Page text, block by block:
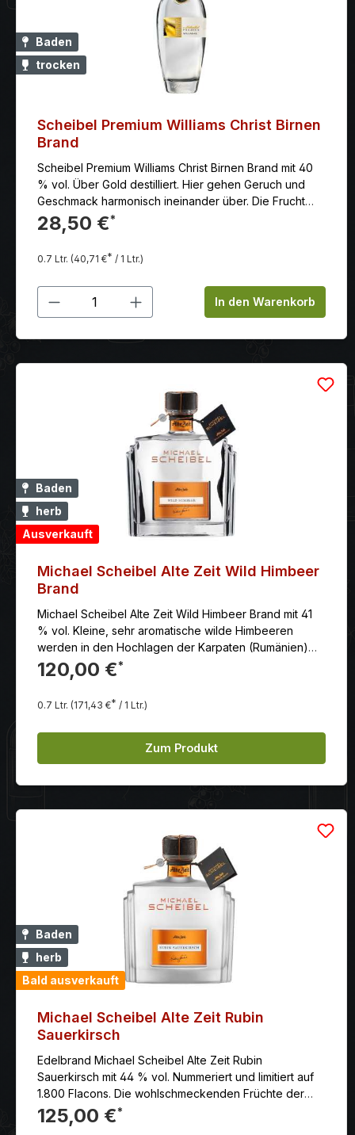
Baden
trocken
Scheibel Premium Williams Christ Birnen
Brand
Scheibel Premium Williams Christ Birnen Brand mit 40
% vol. Über Gold destilliert. Hier gehen Geruch und
Geschmack harmonisch ineinander über. Die Frucht
aus dem Rhônetal wird wunderschön in der Schwebe
gehalten. Im Abgang dezente Töne von rotem Pfeffer.
Frucht: Goldgelbe, baumgereifte Williams-Christ Birnen
aus dem Rhônetal. Vor dem Einmaischen entkernt.
Inhalt: 0,7 liter
28,50 €*
0.7 Ltr. (40,71 €* / 1 Ltr.)
Produkt Anzahl: Gib denIn den Warenkorb
Baden
herb
Ausverkauft
Michael Scheibel Alte Zeit Wild Himbeer
Brand
Michael Scheibel Alte Zeit Wild Himbeer Brand mit 41
% vol. Kleine, sehr aromatische wilde Himbeeren
werden in den Hochlagen der Karpaten (Rumänien)
gewonnen
120,00 €*
0.7 Ltr. (171,43 €* / 1 Ltr.)
Zum Produkt
Baden
herb
Bald ausverkauft
Michael Scheibel Alte Zeit Rubin
Sauerkirsch
Edelbrand Michael Scheibel Alte Zeit Rubin
Sauerkirsch mit 44 % vol. Nummeriert und limitiert auf
1.800 Flacons. Die wohlschmeckenden Früchte der
Sorte Rubin-Sauerkirsche sind intensiv rot, saftig und
äußerst aromatisch. Der subtile Kirschbrand besticht
125,00 €*